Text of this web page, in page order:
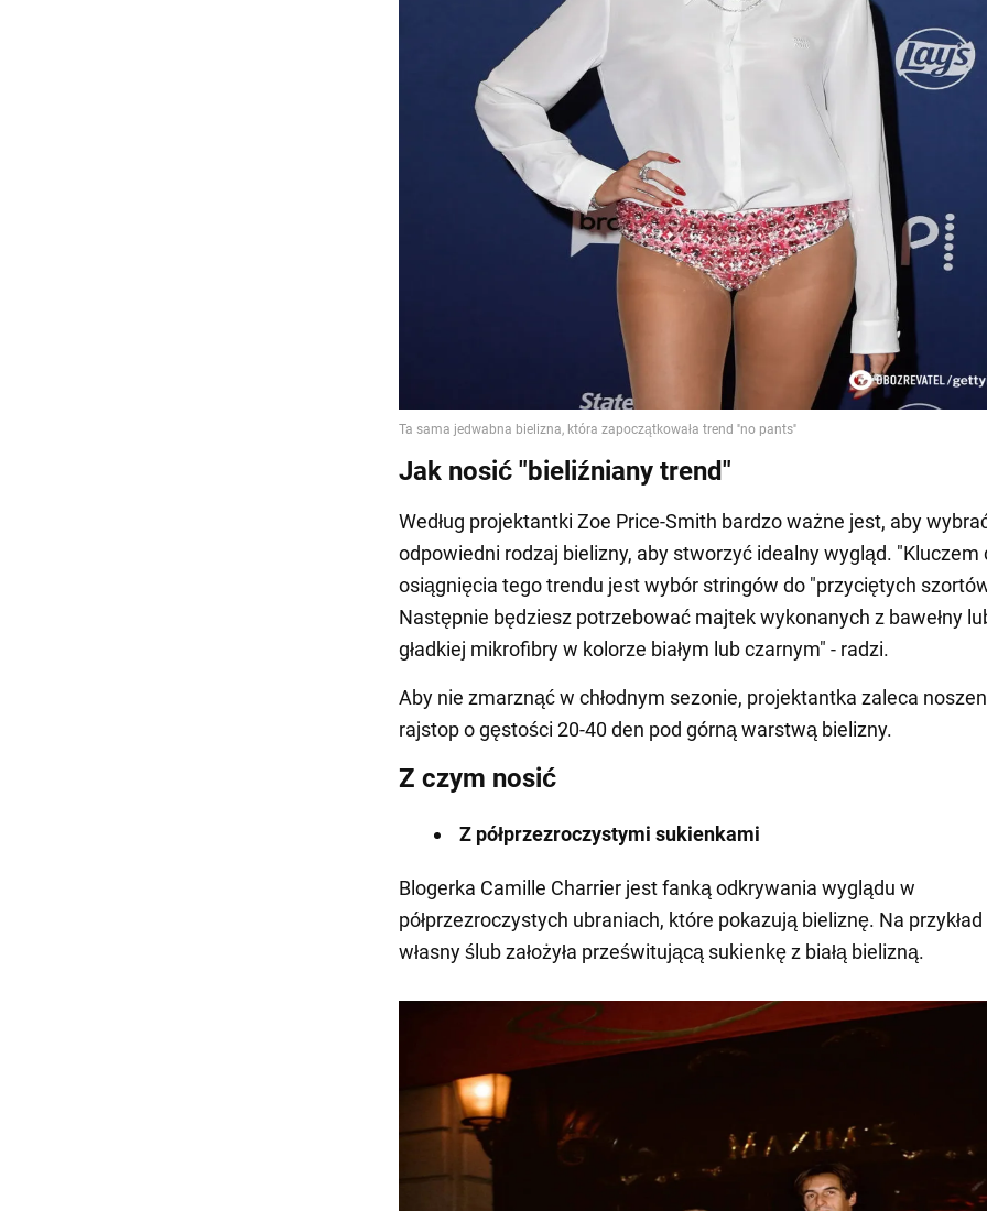
Jak nosić "bieliźniany trend"
Według projektantki Zoe Price-Smith bardzo ważne jest, aby
odpowiedni rodzaj bielizny, aby stworzyć idealny wygląd. "Kluczem
osiągnięcia tego trendu jest wybór stringów do "przyciętych
Następnie będziesz potrzebować majtek wykonanych z bawełny
gładkiej mikrofibry w kolorze białym lub czarnym" - radzi.
Aby nie zmarznąć w chłodnym sezonie, projektantka zaleca
rajstop o gęstości 20-40 den pod górną warstwą bielizny.
Z czym nosić
Z półprzezroczystymi sukienkami
Blogerka Camille Charrier jest fanką odkrywania wyglądu w
półprzezroczystych ubraniach, które pokazują bieliznę. Na przykład
własny ślub założyła prześwitującą sukienkę z białą bielizną.